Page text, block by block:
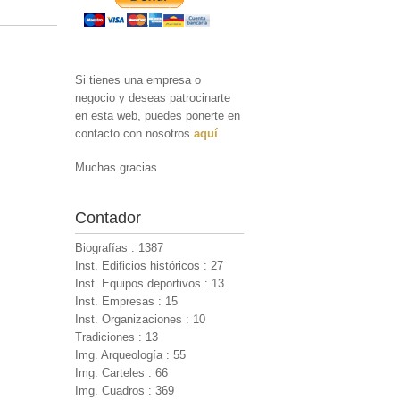
Si tienes una empresa o
negocio y deseas patrocinarte
en esta web, puedes ponerte en
contacto con nosotrosaquí.
Muchas gracias
Contador
Biografías : 1387
Inst. Edificios históricos : 27
Inst. Equipos deportivos : 13
Inst. Empresas : 15
Inst. Organizaciones : 10
Tradiciones : 13
Img. Arqueología : 55
Img. Carteles : 66
Img. Cuadros : 369